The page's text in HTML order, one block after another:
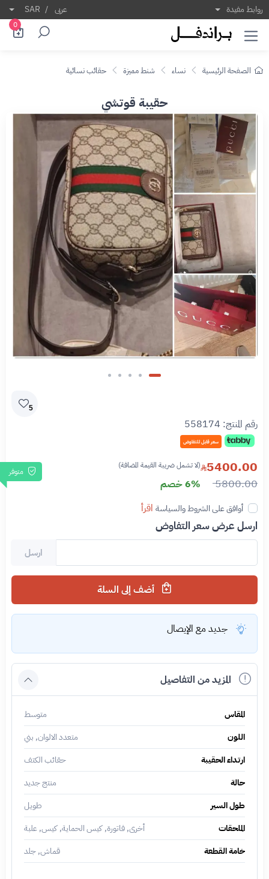
روابط مفيدة عربى /
SAR
0
الصفحة الرئيسية نساء شنط مميزة حقائب نسائية
حقيبة قوتشي
5
رقم المنتج: 558174
سعر قابل للتفاوض
متوفر 5400.00 (لا تشمل ضريبة القيمة المضافة)
5800.00 6% خصم
أوافق على الشروط والسياسة اقرأ
ارسل عرض سعر التفاوض
ارسل
جديد مع الإيصال
المزيد من التفاصيل
المقاس
متوسط
اللون
متعدد الالوان, بني
ارتداء الحقيبة
حقائب الكتف
حالة
منتج جديد
طول السير
طويل
الملحقات
أخرى, فاتورة, كيس الحماية, كيس, علبة
خامة القطعة
قماش, جلد